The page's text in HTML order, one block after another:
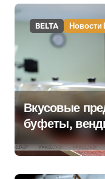
BELTA Новости
Вкусовые
буфеты,
аппараты.
изменениях
питании